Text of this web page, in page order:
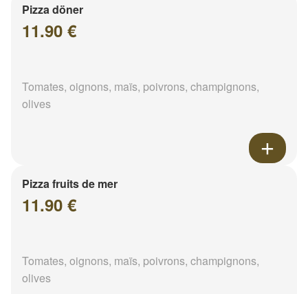
Pizza döner
11.90 €
Tomates, oignons, maïs, poivrons, champignons,
olives
Pizza fruits de mer
11.90 €
Tomates, oignons, maïs, poivrons, champignons,
olives